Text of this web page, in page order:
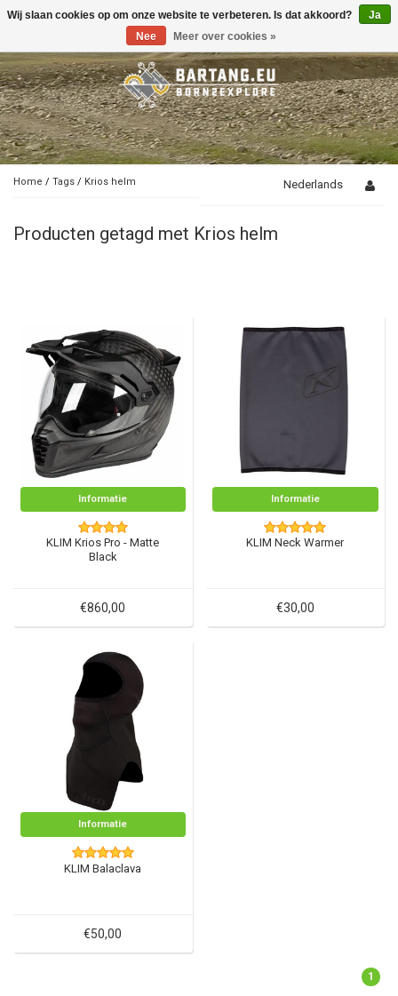
Toggle
Home / Tags / Krios helm Nederlands
Producten getagd met Krios helm
Informatie
KLIM Krios Pro - Matte
Black
€860,00
Informatie
KLIM Neck Warmer
€30,00
Informatie
KLIM Balaclava
€50,00
1
Wij slaan cookies op om onze website te verbeteren. Is dat akkoord?
Ja
Nee
Meer over cookies »